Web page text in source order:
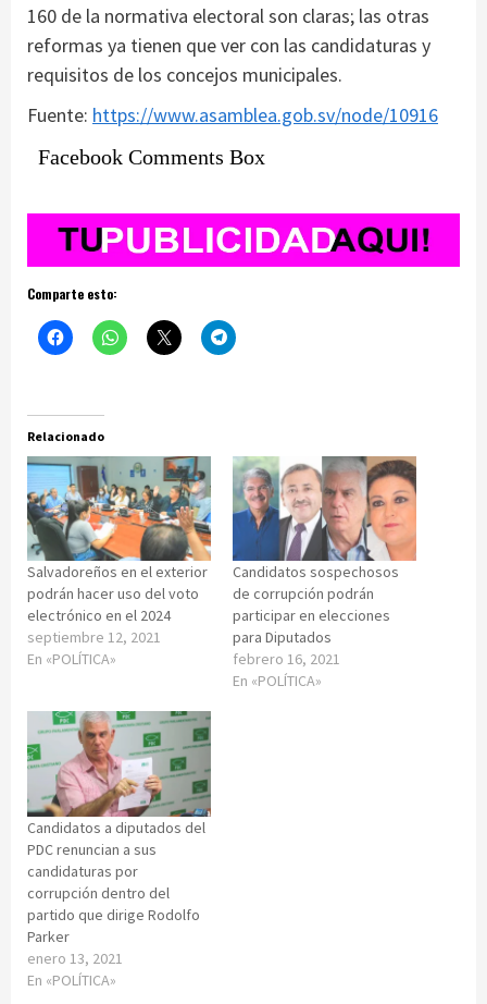
160 de la normativa electoral son claras; las otras
reformas ya tienen que ver con las candidaturas y
requisitos de los concejos municipales.
Fuente: https://www.asamblea.gob.sv/node/10916
Facebook Comments Box
Comparte esto:
Relacionado
Salvadoreños en el exterior
podrán hacer uso del voto
electrónico en el 2024
septiembre 12, 2021
En «POLÍTICA»
Candidatos sospechosos
de corrupción podrán
participar en elecciones
para Diputados
febrero 16, 2021
En «POLÍTICA»
Candidatos a diputados del
PDC renuncian a sus
candidaturas por
corrupción dentro del
partido que dirige Rodolfo
Parker
enero 13, 2021
En «POLÍTICA»